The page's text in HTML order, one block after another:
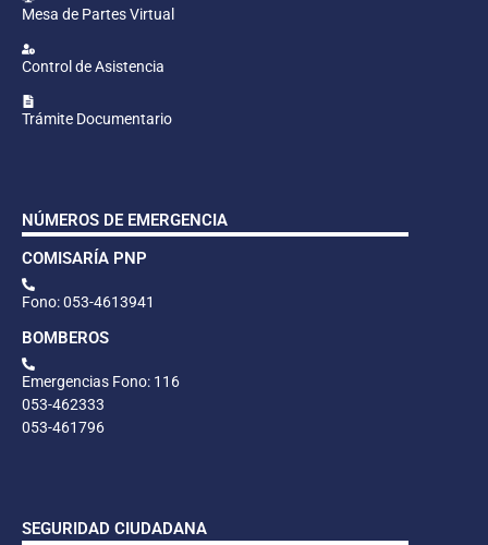
Mesa de Partes Virtual
Control de Asistencia
Trámite Documentario
NÚMEROS DE EMERGENCIA
COMISARÍA PNP
Fono: 053-4613941
BOMBEROS
Emergencias Fono: 116
053-462333
053-461796
SEGURIDAD CIUDADANA